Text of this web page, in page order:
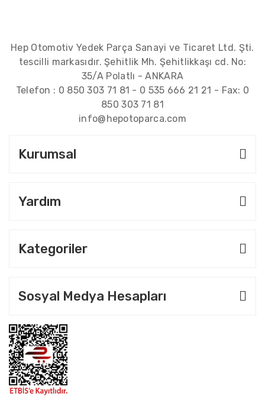
Hep Otomotiv Yedek Parça Sanayi ve Ticaret Ltd. Şti.
tescilli markasıdır. Şehitlik Mh. Şehitlikkaşı cd. No:
35/A Polatlı - ANKARA
Telefon : 0 850 303 71 81 - 0 535 666 21 21 - Fax: 0
850 303 71 81
info@hepotoparca.com
Kurumsal
Yardım
Kategoriler
Sosyal Medya Hesapları